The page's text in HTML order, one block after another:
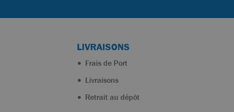
LIVRAISONS
Frais de Port
Livraisons
Retrait au dépôt